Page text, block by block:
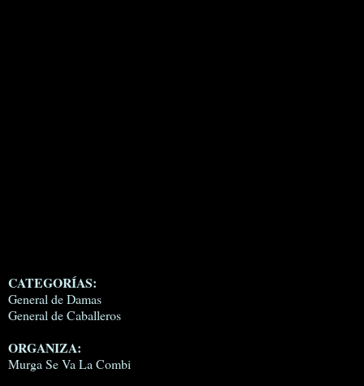
CATEGORÍAS:
General de Damas
General de Caballeros
ORGANIZA:
Murga Se Va La Combi